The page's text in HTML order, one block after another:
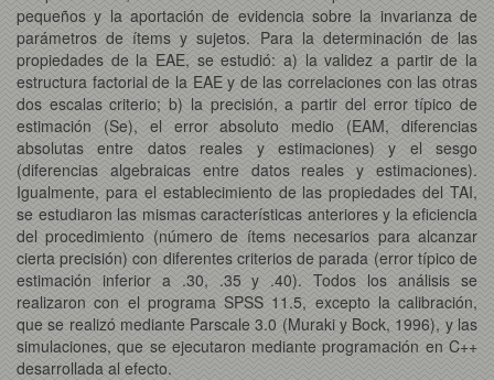
pequeños y la aportación de evidencia sobre la invarianza de
parámetros de ítems y sujetos. Para la determinación de las
propiedades de la EAE, se estudió: a) la validez a partir de la
estructura factorial de la EAE y de las correlaciones con las otras
dos escalas criterio; b) la precisión, a partir del error típico de
estimación (Se), el error absoluto medio (EAM, diferencias
absolutas entre datos reales y estimaciones) y el sesgo
(diferencias algebraicas entre datos reales y estimaciones).
Igualmente, para el establecimiento de las propiedades del TAI,
se estudiaron las mismas características anteriores y la eficiencia
del procedimiento (número de ítems necesarios para alcanzar
cierta precisión) con diferentes criterios de parada (error típico de
estimación inferior a .30, .35 y .40). Todos los análisis se
realizaron con el programa SPSS 11.5, excepto la calibración,
que se realizó mediante Parscale 3.0 (Muraki y Bock, 1996), y las
simulaciones, que se ejecutaron mediante programación en C++
desarrollada al efecto.